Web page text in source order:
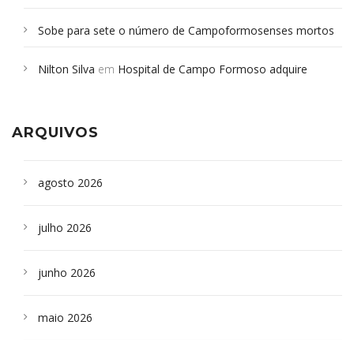
Sobe para sete o número de Campoformosenses mortos
Campoformosenses que morreram em desabamentos são
Nilton Silva em Hospital de Campo Formoso adquire
ARQUIVOS
agosto 2026
julho 2026
junho 2026
maio 2026